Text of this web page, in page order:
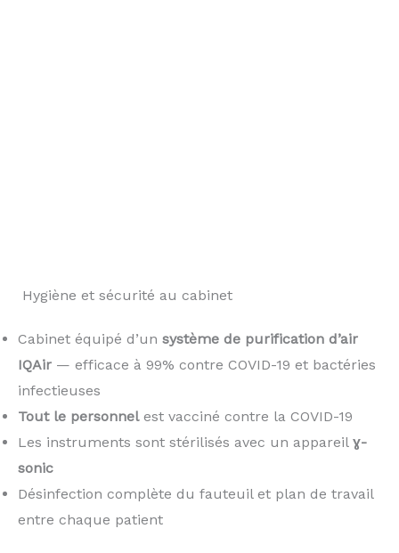
️ Hygiène et sécurité au cabinet
Cabinet équipé d’un système de purification d’air
IQAir — efficace à 99% contre COVID-19 et bactéries
infectieuses
Tout le personnelest vacciné contre la COVID-19
Les instruments sont stérilisés avec un appareil ɣ-
sonic
Désinfection complète du fauteuil et plan de travail
entre chaque patient